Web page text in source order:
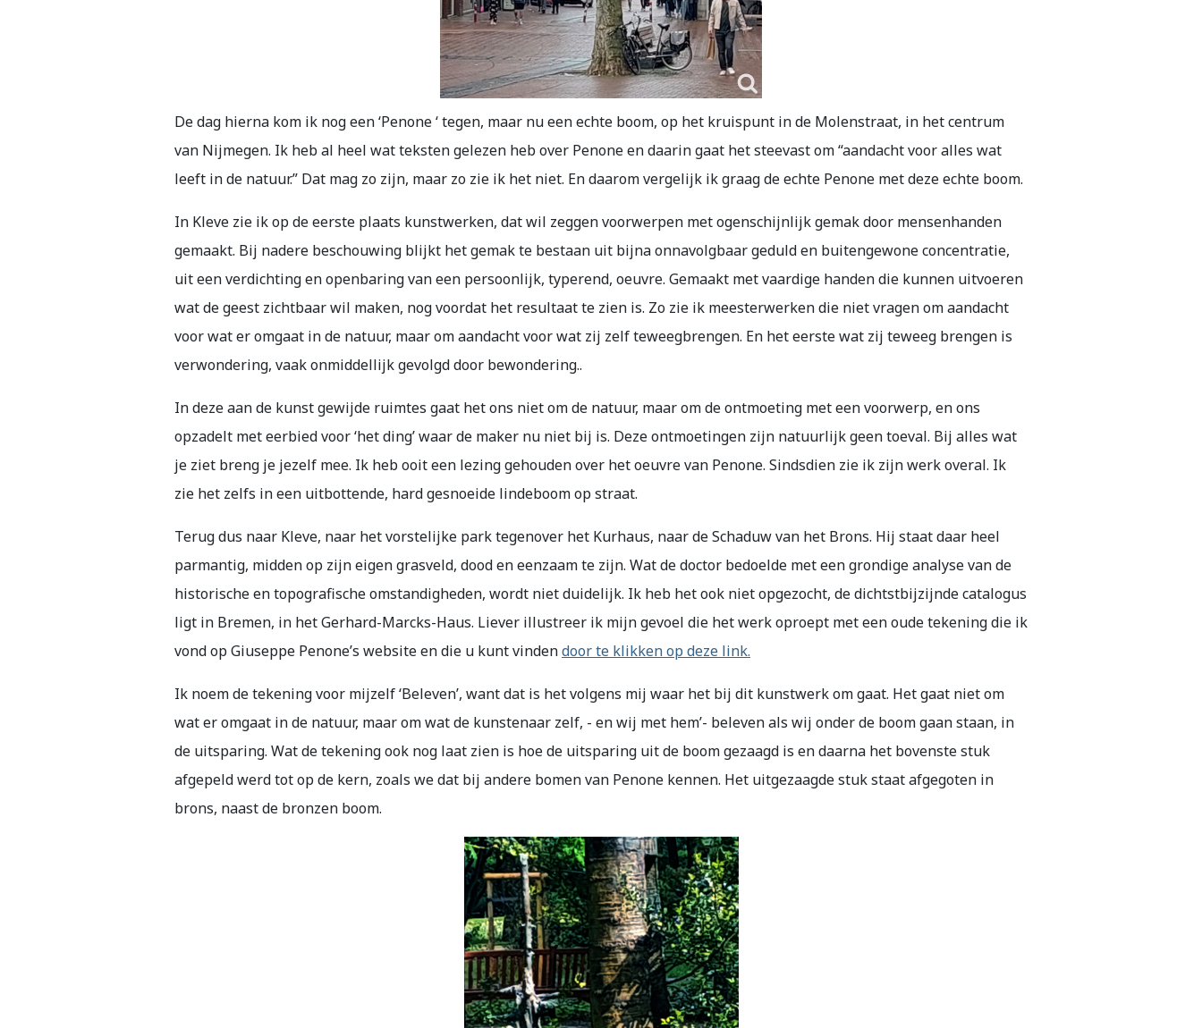
De dag hierna kom ik nog een ‘Penone ‘ tegen, maar nu een echte boom, op het kruispunt in de Molenstraat, in het centrum
van Nijmegen. Ik heb al heel wat teksten gelezen heb over Penone en daarin gaat het steevast om “aandacht voor alles wat
leeft in de natuur.” Dat mag zo zijn, maar zo zie ik het niet. En daarom vergelijk ik graag de echte Penone met deze echte boom.
In Kleve zie ik op de eerste plaats kunstwerken, dat wil zeggen voorwerpen met ogenschijnlijk gemak door mensenhanden
gemaakt. Bij nadere beschouwing blijkt het gemak te bestaan uit bijna onnavolgbaar geduld en buitengewone concentratie,
uit een verdichting en openbaring van een persoonlijk, typerend, oeuvre. Gemaakt met vaardige handen die kunnen uitvoeren
wat de geest zichtbaar wil maken, nog voordat het resultaat te zien is. Zo zie ik meesterwerken die niet vragen om aandacht
voor wat er omgaat in de natuur, maar om aandacht voor wat zij zelf teweegbrengen. En het eerste wat zij teweeg brengen is
verwondering, vaak onmiddellijk gevolgd door bewondering..
In deze aan de kunst gewijde ruimtes gaat het ons niet om de natuur, maar om de ontmoeting met een voorwerp, en ons
opzadelt met eerbied voor ‘het ding’ waar de maker nu niet bij is. Deze ontmoetingen zijn natuurlijk geen toeval. Bij alles wat
je ziet breng je jezelf mee. Ik heb ooit een lezing gehouden over het oeuvre van Penone. Sindsdien zie ik zijn werk overal. Ik
zie het zelfs in een uitbottende, hard gesnoeide lindeboom op straat.
Terug dus naar Kleve, naar het vorstelijke park tegenover het Kurhaus, naar de Schaduw van het Brons. Hij staat daar heel
parmantig, midden op zijn eigen grasveld, dood en eenzaam te zijn. Wat de doctor bedoelde met een grondige analyse van de
historische en topografische omstandigheden, wordt niet duidelijk. Ik heb het ook niet opgezocht, de dichtstbijzijnde catalogus
ligt in Bremen, in het Gerhard-Marcks-Haus. Liever illustreer ik mijn gevoel die het werk oproept met een oude tekening die ik
vond op Giuseppe Penone’s website en die u kunt vindendoor te klikken op deze link.
Ik noem de tekening voor mijzelf ‘Beleven’, want dat is het volgens mij waar het bij dit kunstwerk om gaat. Het gaat niet om
wat er omgaat in de natuur, maar om wat de kunstenaar zelf, - en wij met hem’- beleven als wij onder de boom gaan staan, in
de uitsparing. Wat de tekening ook nog laat zien is hoe de uitsparing uit de boom gezaagd is en daarna het bovenste stuk
afgepeld werd tot op de kern, zoals we dat bij andere bomen van Penone kennen. Het uitgezaagde stuk staat afgegoten in
brons, naast de bronzen boom.